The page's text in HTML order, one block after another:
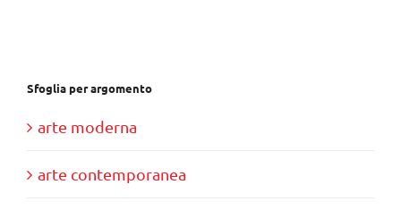
Sfoglia per argomento
arte moderna
arte contemporanea